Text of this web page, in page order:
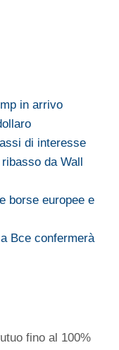
in arrivo
di interesse
da Wall
borse europee e
Bce confermerà
fino al 100%